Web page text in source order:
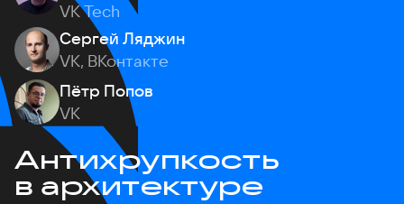
VK Tech
Сергей Ляджин
VK, ВКонтакте
Пётр Попов
VK
Антихрупкость
в архитектуре